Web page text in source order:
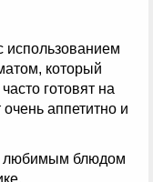
использованием
который
готовят на
аппетитно и
любимым блюдом